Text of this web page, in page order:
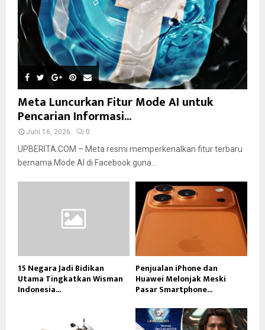
Meta Luncurkan Fitur Mode AI untuk
Pencarian Informasi...
Juni 16, 2026 0
UPBERITA.COM – Meta resmi memperkenalkan fitur terbaru
bernama Mode AI di Facebook guna...
15 Negara Jadi Bidikan
Utama Tingkatkan Wisman
Indonesia...
Penjualan iPhone dan
Huawei Melonjak Meski
Pasar Smartphone...